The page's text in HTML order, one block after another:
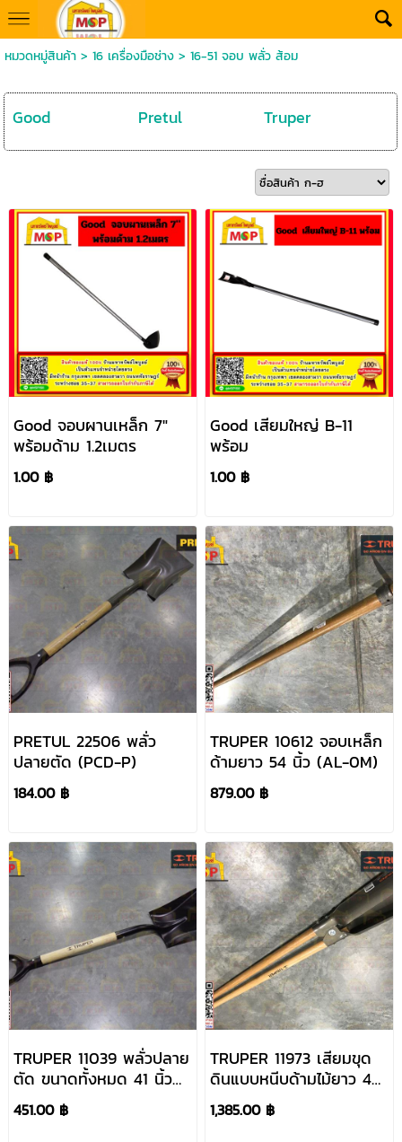
หมวดหมู่สินค้า> 16 เครื่องมือช่าง> 16-51 จอบ พลั่ว ส้อม
Good Pretul Truper
Good จอบผานเหล็ก 7"
พร้อมด้าม 1.2เมตร
1.00 ฿
Good เสียมใหญ่ B-11
พร้อม
1.00 ฿
PRETUL 22506 พลั่ว
ปลายตัด (PCD-P)
184.00 ฿
TRUPER 10612 จอบเหล็ก
ด้ามยาว 54 นิ้ว (AL-0M)
879.00 ฿
TRUPER 11039 พลั่วปลาย
ตัด ขนาดทั้งหมด 41 นิ้ว
(PCY-PE)
451.00 ฿
TRUPER 11973 เสียมขุด
ดินแบบหนีบด้ามไม้ยาว 45
นิ้ว (CA-36)
1,385.00 ฿